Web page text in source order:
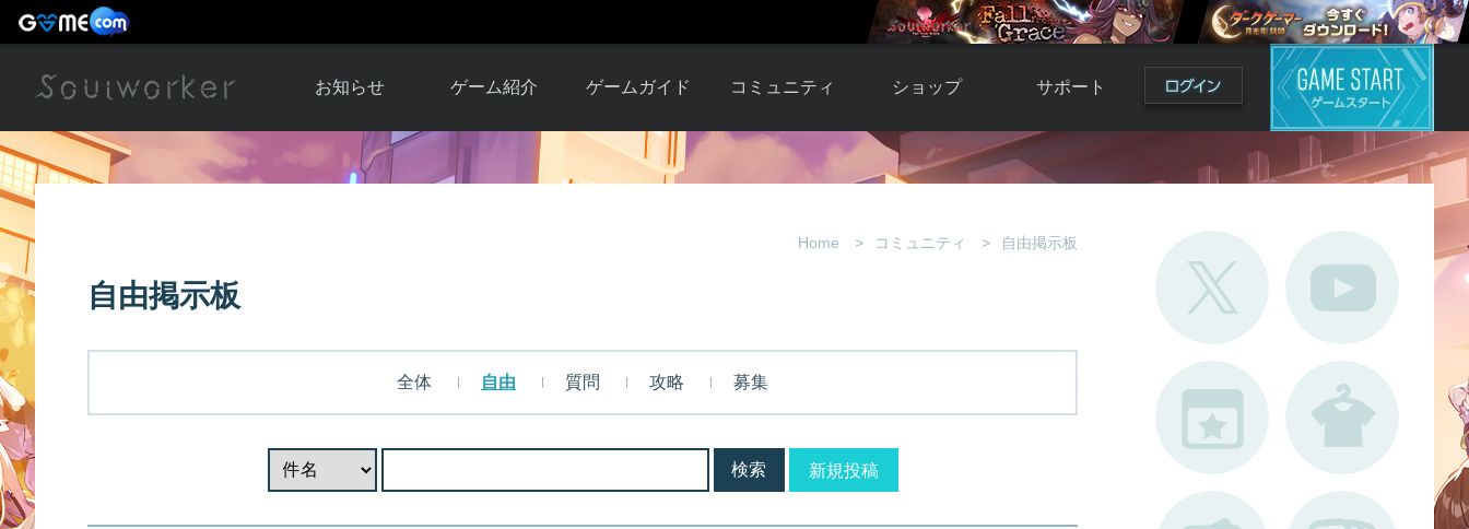
お知らせ
お知らせ一覧
ゲーム紹介
ソウルワーカー
アップデート履
歴
ゲームガイド
ガイド総合もく
コミュニティ
自由掲示板
画像掲示板
ショップ
Y.Pの購入
アイテムカタロ
サポート
よくある質問
不具合対応状況
Home コミュニティ 自由掲示板
自由掲示板
全体 自由 質問 攻略 募集
新規投稿